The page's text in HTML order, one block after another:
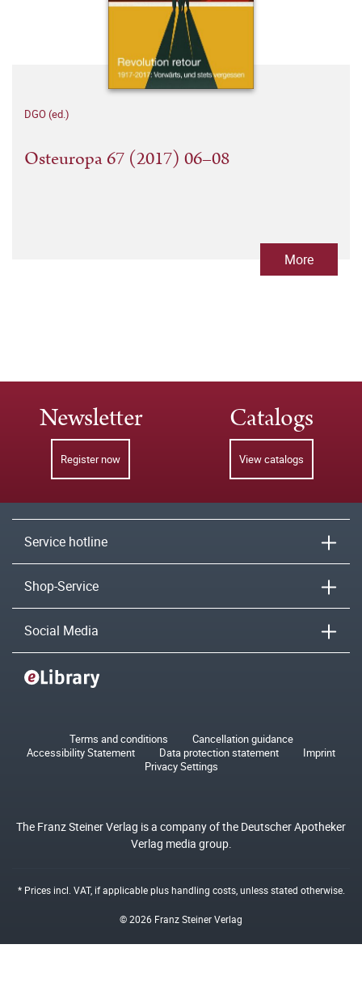
DGO (ed.)
Osteuropa 67 (2017) 06–08
More
Newsletter
Register now
Catalogs
View catalogs
Service hotline
Shop-Service
Social Media
Terms and conditions
Cancellation guidance
Accessibility Statement
Data protection statement
Imprint
Privacy Settings
The Franz Steiner Verlag is a company of the Deutscher Apotheker
Verlag media group.
* Prices incl. VAT, if applicable plushandling costs, unless stated otherwise.
© 2026 Franz Steiner Verlag